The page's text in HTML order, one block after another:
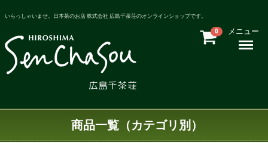
いらっしゃいませ。日本茶のお店 株式会社 広島千茶荘のオンラインショップです。
0 メニュー
Menu
商品一覧（カテゴリ別）